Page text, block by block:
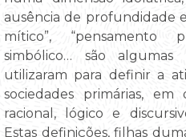
ausência de profundidade
mítico”, “pensamento
simbólico… são
utilizaram para definir a
sociedades primárias, em
racional, lógico e
Estas definições, filhas